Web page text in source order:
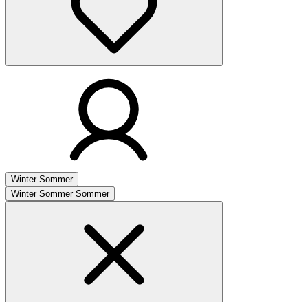
Winter Sommer
Winter Sommer Sommer